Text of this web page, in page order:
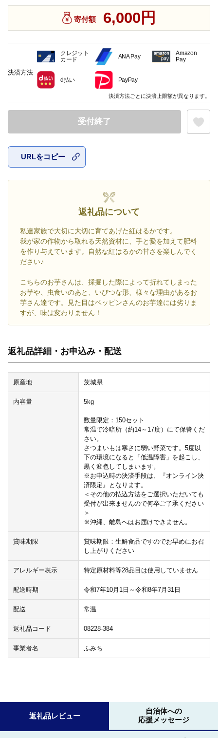
寄付額 6,000円
受付終了
URLをコピー
返礼品について
私達家族で大切に大切に育てあげた紅はるかです。
我が家の作物から取れる天然資材に、手と愛を加えて肥料
を作り与えています。自然な紅はるかの甘さを楽しんでく
ださい♪
こちらのお芋さんは、採掘した際によって折れてしまった
お芋や、虫食いのあと、いびつな形、様々な理由があるお
芋さん達です。見た目はベッピンさんのお芋達には劣りま
すが、味は変わりません！
返礼品詳細・お申込み・配送
原産地 茨城県
内容量 5kg
数量限定：150セット
常温で冷暗所（約14～17度）にて保管くだ
さい。
さつまいもは寒さに弱い野菜です。5度以
下の環境になると「低温障害」を起こし、
黒く変色してしまいます。
※お申込時の決済手段は、『オンライン決
済限定』となります。
＜その他の払込方法をご選択いただいても
受付が出来ませんので何卒ご了承ください
＞
※沖縄、離島へはお届けできません。
賞味期限
賞味期限：生鮮食品ですのでお早めにお召
し上がりください
アレルギー表示 特定原材料等28品目は使用していません
配送時期 令和7年10月1日～令和8年7月31日
配送 常温
返礼品コード 08228-384
事業者名 ふみち
決済方法
クレジット
カード
ANA Pay
Amazon
Pay
d払い PayPay
決済方法ごとに決済上限額が異なります。
返礼品レビュー
自治体への
応援メッセージ